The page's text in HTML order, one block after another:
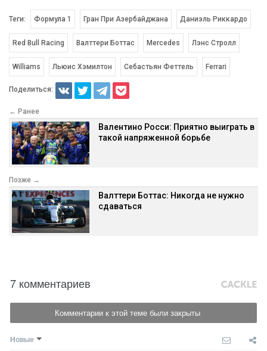
Теги: Формула 1 Гран При Азербайджана Даниэль Риккардо
Red Bull Racing Валттери Боттас Mercedes Лэнс Стролл
Williams Льюис Хэмилтон Себастьян Феттель Ferrari
Поделиться:
← Ранее
Валентино Росси: Приятно выиграть в
такой напряженной борьбе
Позже →
Валттери Боттас: Никогда не нужно
сдаваться
7 комментариев
Комментарии к этой теме были закрыты
Новые